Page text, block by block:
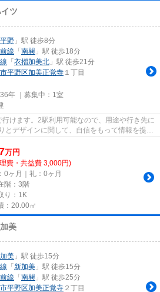
ツ
平野 」駅 徒歩8分
線 「南巽 」駅 徒歩18分
「衣摺加美北 」駅 徒歩21分
平野区加美正覚寺 １丁目
年 ｜募集中： 1室
けます。2駅利用可能なので、用途や行き先に
とデザインに関して、自信をもって情報を提供
万円
費・共益費 3,000円)
0ヶ月｜礼：0ヶ月
階：3階
り：1K
：20.00㎡
美
加美 」駅 徒歩15分
「新加美 」駅 徒歩15分
線 「南巽 」駅 徒歩25分
平野区加美正覚寺 ２丁目